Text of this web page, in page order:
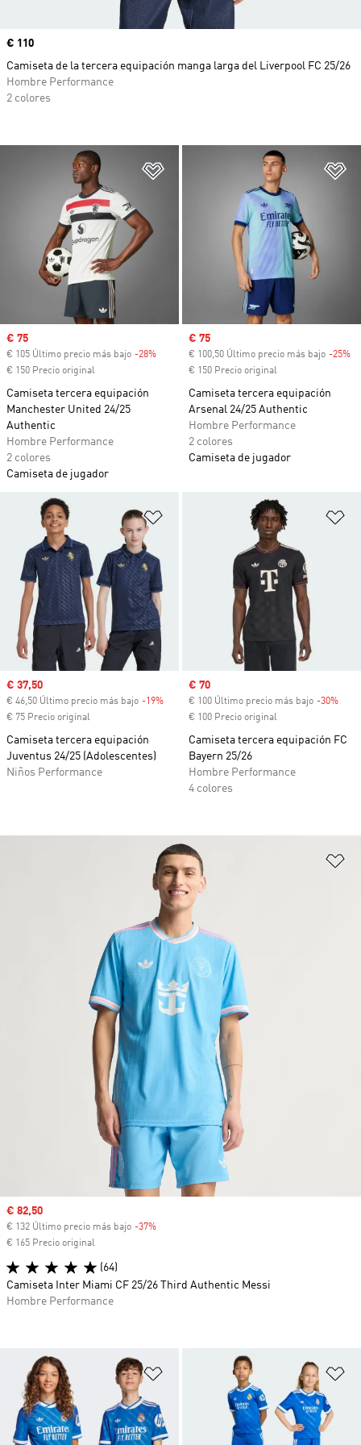
Añadir a la lista de deseos
Precio de venta
€ 75
€ 105 Último precio más bajo -28% Descuento
€ 150 Precio original
Camiseta tercera equipación
Manchester United 24/25
Authentic
Hombre Performance
2 colores
Camiseta de jugador
Precio de venta
€ 75
€ 100,50 Último precio más bajo -25%
€ 150 Precio original
Camiseta tercera equipación
Arsenal 24/25 Authentic
Hombre Performance
2 colores
Camiseta de jugador
Añadir a la lista de deseos
Precio de venta
€ 37,50
€ 46,50 Último precio más bajo -19% Descuento
€ 75 Precio original
Camiseta tercera equipación
Juventus 24/25 (Adolescentes)
Niños Performance
Precio de venta
€ 70
€ 100 Último precio más bajo -30%
€ 100 Precio original
Camiseta tercera equipación FC
Bayern 25/26
Hombre Performance
4 colores
Añadir a la lista de deseos
Precio
€ 110
Camiseta de la tercera equipación manga larga del Liverpool FC 25/26
Hombre Performance
2 colores
Precio de venta
€ 82,50
€ 132 Último precio más bajo -37%
€ 165 Precio original
(64)
Camiseta Inter Miami CF 25/26 Third Authentic Messi
Hombre Performance